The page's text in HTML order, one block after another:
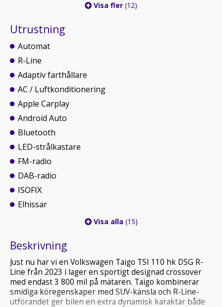
Visa fler (12)
Utrustning
Automat
R-Line
Adaptiv farthållare
AC / Luftkonditionering
Apple Carplay
Android Auto
Bluetooth
LED-strålkastare
FM-radio
DAB-radio
ISOFIX
Elhissar
Visa alla (15)
Beskrivning
Just nu har vi en Volkswagen Taigo TSI 110 hk DSG R-
Line från 2023 i lager en sportigt designad crossover
med endast 3 800 mil på mätaren. Taigo kombinerar
smidiga köregenskaper med SUV-känsla och R-Line-
utförandet ger bilen en extra dynamisk karaktär både